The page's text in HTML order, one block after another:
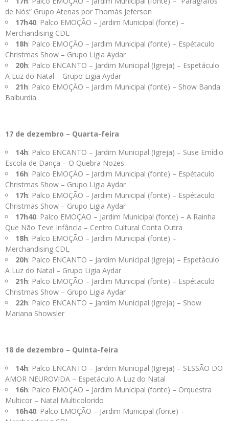
de Nós” Grupo Atenas por Thomás Jeferson
17h40: Palco EMOÇÃO – Jardim Municipal (fonte) –
Merchandising CDL
18h: Palco EMOÇÃO – Jardim Municipal (fonte) – Espétaculo
Christmas Show – Grupo Ligia Aydar
20h: Palco ENCANTO – Jardim Municipal (Igreja) – Espetáculo
A Luz do Natal – Grupo Ligia Aydar
21h: Palco EMOÇÃO – Jardim Municipal (fonte) – Show Banda
Balburdia
17 de dezembro – Quarta-feira
14h: Palco ENCANTO – Jardim Municipal (Igreja) – Suse Emídio
Escola de Dança – O Quebra Nozes
16h: Palco EMOÇÃO – Jardim Municipal (fonte) – Espétaculo
Christmas Show – Grupo Ligia Aydar
17h: Palco EMOÇÃO – Jardim Municipal (fonte) – Espétaculo
Christmas Show – Grupo Ligia Aydar
17h40: Palco EMOÇÃO – Jardim Municipal (fonte) – A Rainha
Que Não Teve Infância – Centro Cultural Conta Outra
18h: Palco EMOÇÃO – Jardim Municipal (fonte) –
Merchandising CDL
20h: Palco ENCANTO – Jardim Municipal (Igreja) – Espetáculo
A Luz do Natal – Grupo Ligia Aydar
21h: Palco EMOÇÃO – Jardim Municipal (fonte) – Espétaculo
Christmas Show – Grupo Ligia Aydar
22h: Palco ENCANTO – Jardim Municipal (Igreja) – Show
Mariana Showsler
18 de dezembro – Quinta-feira
14h: Palco ENCANTO – Jardim Municipal (Igreja) – SESSÃO DO
AMOR NEUROVIDA – Espetáculo A Luz do Natal
16h: Palco EMOÇÃO – Jardim Municipal (fonte) – Orquestra
Multicor – Natal Multicolorido
16h40: Palco EMOÇÃO – Jardim Municipal (fonte) –